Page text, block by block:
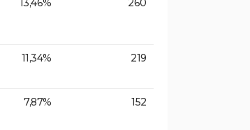
13,46% 260
11,34% 219
7,87% 152